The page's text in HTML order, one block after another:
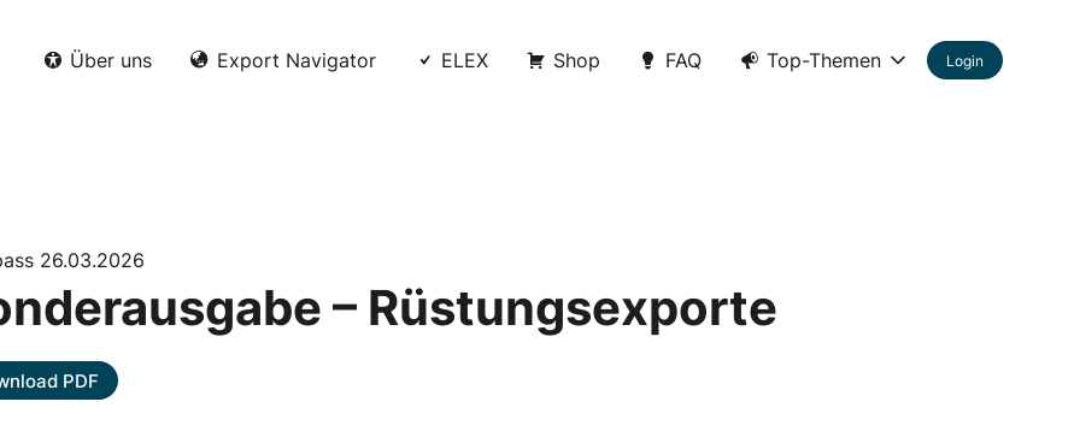
Über uns Export Navigator ELEX Shop FAQ Top-Themen Login
26.03.2026
– Rüstungsexporte
PDF